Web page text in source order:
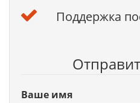
Поддержка
Ваше имя